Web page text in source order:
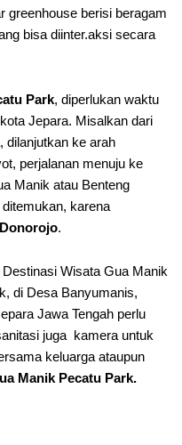
greenhouse berisi beragam
bisa diinter.aksi secara
Park, diperlukan waktu
Jepara. Misalkan dari
dilanjutkan ke arah
perjalanan menuju ke
Manik atau Benteng
karena
.
Wisata Gua Manik
di Desa Banyumanis,
Jawa Tengah perlu
juga kamera untuk
keluarga ataupun
Manik Pecatu Park.